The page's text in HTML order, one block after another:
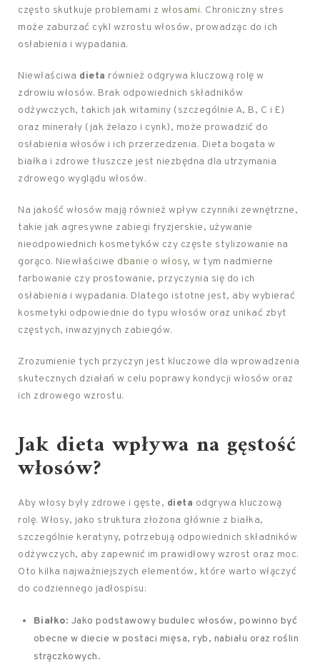
często skutkuje problemami z włosami. Chroniczny stres
może zaburzać cykl wzrostu włosów, prowadząc do ich
osłabienia i wypadania.
Niewłaściwa dieta również odgrywa kluczową rolę w
zdrowiu włosów. Brak odpowiednich składników
odżywczych, takich jak witaminy (szczególnie A, B, C i E)
oraz minerały (jak żelazo i cynk), może prowadzić do
osłabienia włosów i ich przerzedzenia. Dieta bogata w
białka i zdrowe tłuszcze jest niezbędna dla utrzymania
zdrowego wyglądu włosów.
Na jakość włosów mają również wpływ czynniki zewnętrzne,
takie jak agresywne zabiegi fryzjerskie, używanie
nieodpowiednich kosmetyków czy częste stylizowanie na
gorąco. Niewłaściwe dbanie o włosy, w tym nadmierne
farbowanie czy prostowanie, przyczynia się do ich
osłabienia i wypadania. Dlatego istotne jest, aby wybierać
kosmetyki odpowiednie do typu włosów oraz unikać zbyt
częstych, inwazyjnych zabiegów.
Zrozumienie tych przyczyn jest kluczowe dla wprowadzenia
skutecznych działań w celu poprawy kondycji włosów oraz
ich zdrowego wzrostu.
Jak dieta wpływa na gęstość
włosów?
Aby włosy były zdrowe i gęste, dieta odgrywa kluczową
rolę. Włosy, jako struktura złożona głównie z białka,
szczególnie keratyny, potrzebują odpowiednich składników
odżywczych, aby zapewnić im prawidłowy wzrost oraz moc.
Oto kilka najważniejszych elementów, które warto włączyć
do codziennego jadłospisu:
Białko: Jako podstawowy budulec włosów, powinno być
obecne w diecie w postaci mięsa, ryb, nabiału oraz roślin
strączkowych.